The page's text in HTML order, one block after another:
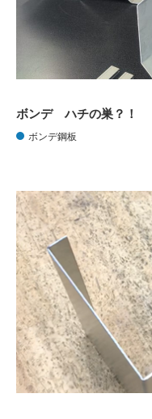
ボンデ ハチの巣？！
ボンデ鋼板